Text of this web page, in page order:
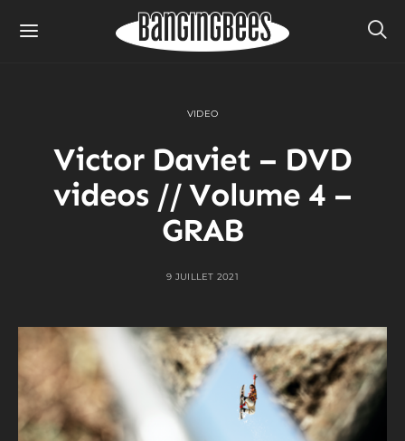
VIDEO
Victor Daviet – DVD
videos // Volume 4 –
GRAB
9 JUILLET 2021